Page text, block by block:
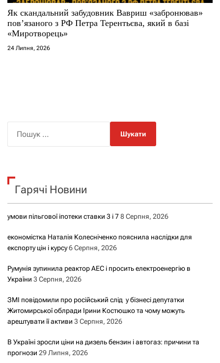
Як скандальний забудовник Вавриш «забронював»
повʼязаного з РФ Петра Терентьєва, який в базі
«Миротворець»
24 Липня, 2026
к
Гарячі Новини
умови пільгової іпотеки ставки 3 і 78 Серпня, 2026
економістка Наталія Колесніченко пояснила наслідки для
експорту цін і курсу6 Серпня, 2026
Румунія зупинила реактор АЕС і просить електроенергію в
України 3 Серпня, 2026
ЗМІ повідомили про російський слід у бізнесі депутатки
Житомирської облради Ірини Костюшко та чому можуть
арештувати її активи 3 Серпня, 2026
В Україні зросли ціни на дизель бензин і автогаз: причини та
прогнози 29 Липня, 2026